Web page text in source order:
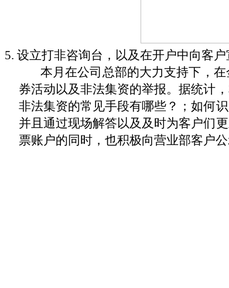
5. 设立打非咨询台，以及在开户中向客
本月在公司总部的大力支持下，
券活动以及非法集资的举报。据统计
非法集资的常见手段有哪些？；如何
并且通过现场解答以及及时为客户们
票账户的同时，也积极向营业部客户